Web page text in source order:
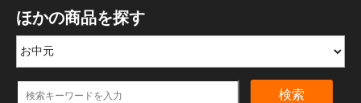
ほかの商品を探す
検索